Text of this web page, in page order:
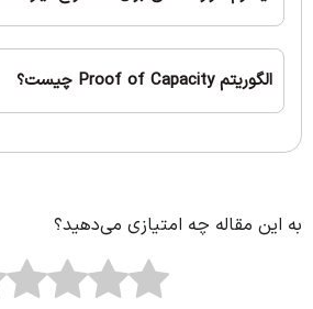
الگوریتم Proof of Capacity چیست؟
به این مقاله چه امتیازی می‌دهید؟